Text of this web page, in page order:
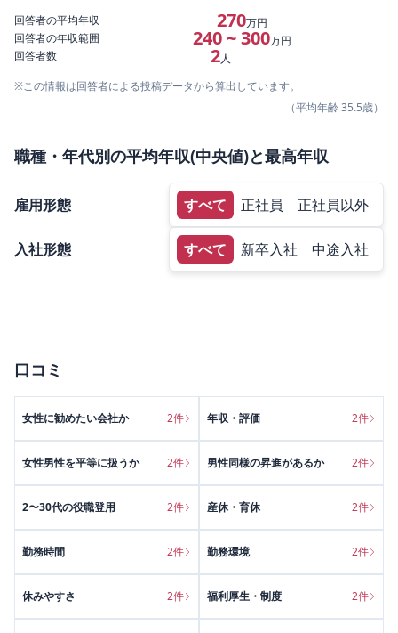
回答者の平均年収 270万円
回答者の年収範囲
240 ~ 300万円
回答者数
2人
※この情報は回答者による投稿データから算出しています。
（平均年齢35.5歳）
職種・年代別の平均年収(中央値)と最高年収
雇用形態 すべて 正社員 正社員以外
入社形態 すべて 新卒入社 中途入社
口コミ
女性に勧めたい会社か 2件 年収・評価 2件
女性男性を平等に扱うか 2件 男性同様の昇進があるか 2件
2〜30代の役職登用 2件 産休・育休 2件
勤務時間 2件 勤務環境 2件
休みやすさ 2件 福利厚生・制度 2件